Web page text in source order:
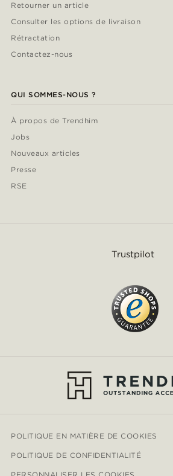
Retourner un article
Consulter les options de livraison
Rétractation
Contactez-nous
QUI SOMMES-NOUS ?
À propos de Trendhim
Jobs
Nouveaux articles
Presse
RSE
Trustpilot
POLITIQUE EN MATIÈRE DE COOKIES
POLITIQUE DE CONFIDENTIALITÉ